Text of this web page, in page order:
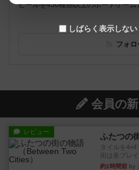
ビールを450種類以上のボードゲーム
フォロ
会員の
レビュー ふたつの
タイルを4×4
街は各プレ
約1時間前 by
しばらく表示しない